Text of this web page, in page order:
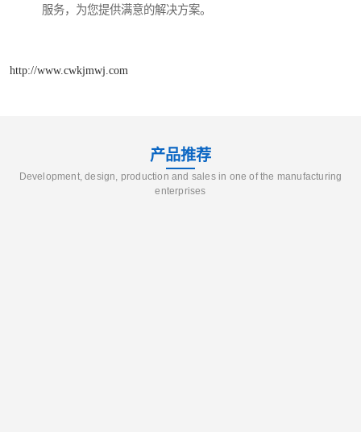
服务，为您提供满意的解决方案。
http://www.cwkjmwj.com
产品推荐
Development, design, production and sales in one of the manufacturing
enterprises